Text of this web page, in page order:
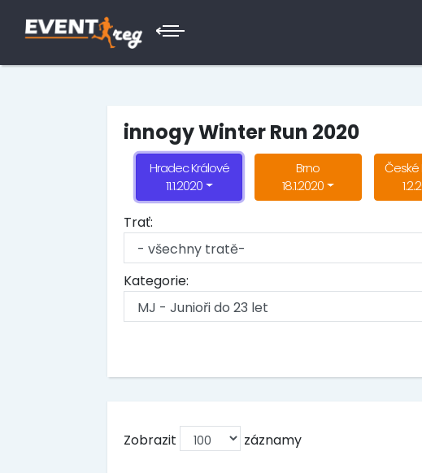
innogy Winter Run 2020
Hradec Králové
11.1.2020
Brno
18.1.2020
České
Trať:
Kategorie:
Zobrazit záznamy